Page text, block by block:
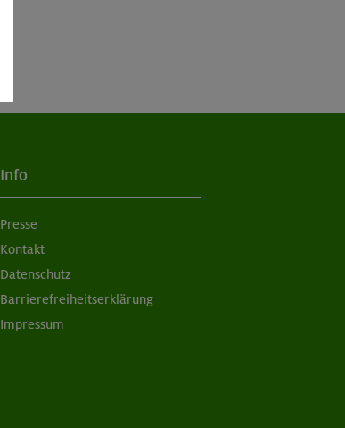
Info
Presse
Kontakt
Datenschutz
Barrierefreiheitserklärung
Impressum